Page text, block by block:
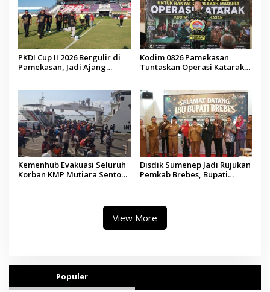
PKDI Cup II 2026 Bergulir di
Pamekasan, Jadi Ajang
Kodim 0826 Pamekasan
Tuntaskan Operasi Katarak
Kemenhub Evakuasi Seluruh
Korban KMP Mutiara Sentosa
Disdik Sumenep Jadi Rujukan
Pemkab Brebes, Bupati
View More
Populer